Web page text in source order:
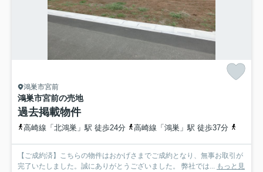
鴻巣市宮前
鴻巣市宮前の売地
過去掲載物件
高崎線「北鴻巣」駅 徒歩24分 高崎線「鴻巣」駅 徒歩37分
【ご成約済】こちらの物件はおかげさまでご成約となり、無事お取引が
完了いたしました。誠にありがとうございました。 弊社では... もっと見